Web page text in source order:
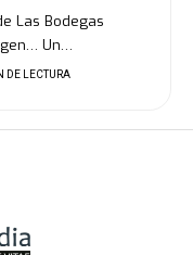
Las Bodegas
Un…
DE LECTURA